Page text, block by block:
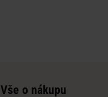
Vše o nákupu